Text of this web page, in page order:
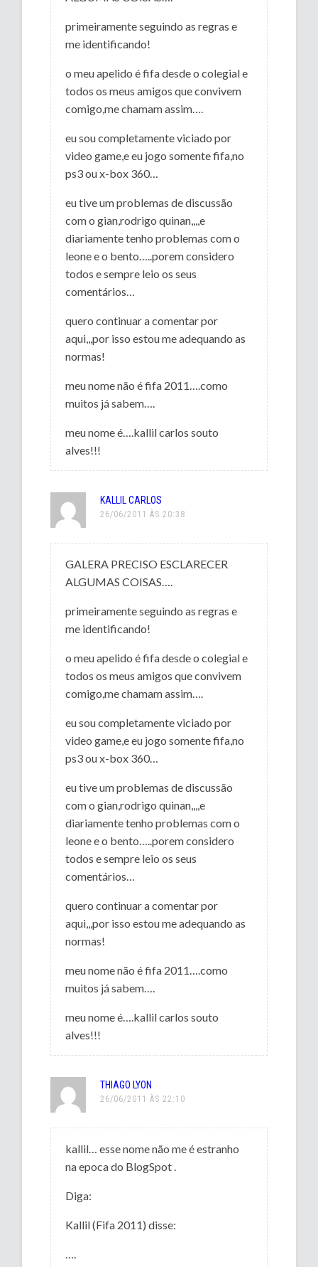
primeiramente seguindo as regras e
me identificando!
o meu apelido é fifa desde o colegial e
todos os meus amigos que convivem
comigo,me chamam assim….
eu sou completamente viciado por
video game,e eu jogo somente fifa,no
ps3 ou x-box 360…
eu tive um problemas de discussão
com o gian,rodrigo quinan,,,,e
diariamente tenho problemas com o
leone e o bento…..porem considero
todos e sempre leio os seus
comentários…
quero continuar a comentar por
aqui,,,por isso estou me adequando as
normas!
meu nome não é fifa 2011….como
muitos já sabem….
meu nome é….kallil carlos souto
alves!!!
KALLIL CARLOS
26/06/2011 ÀS 20:38
GALERA PRECISO ESCLARECER
ALGUMAS COISAS….
primeiramente seguindo as regras e
me identificando!
o meu apelido é fifa desde o colegial e
todos os meus amigos que convivem
comigo,me chamam assim….
eu sou completamente viciado por
video game,e eu jogo somente fifa,no
ps3 ou x-box 360…
eu tive um problemas de discussão
com o gian,rodrigo quinan,,,,e
diariamente tenho problemas com o
leone e o bento…..porem considero
todos e sempre leio os seus
comentários…
quero continuar a comentar por
aqui,,,por isso estou me adequando as
normas!
meu nome não é fifa 2011….como
muitos já sabem….
meu nome é….kallil carlos souto
alves!!!
THIAGO LYON
26/06/2011 ÀS 22:10
kallil… esse nome não me é estranho
na epoca do BlogSpot .
Diga:
Kallil (Fifa 2011) disse: